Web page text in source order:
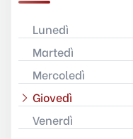
Lunedì
Martedì
Mercoledì
Giovedì
Venerdì